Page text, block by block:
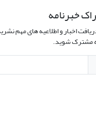
خبرنامه
اخبار و اطلاعیه های مهم
مشترک شوید.